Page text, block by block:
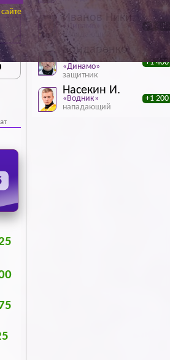
Иванов Ники.
«Динамо»
нападающий
+1 450
Бондаренко
Ю.
«Динамо»
защитник
+1 400
Насекин И.
«Водник»
нападающий
+1 200